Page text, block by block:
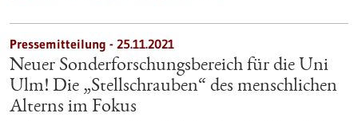
Pressemitteilung - 25.11.2021
Neuer Sonderforschungsbereich für die Uni
Ulm! Die „Stellschrauben“ des menschlichen
Alterns im Fokus